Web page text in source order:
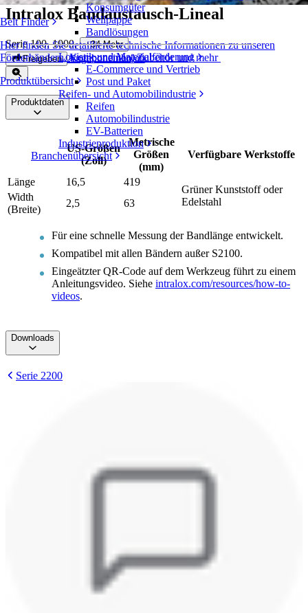
Belt Finder
Hier finden Sie detaillierte technische Informationen zu unseren
Förderbändern, Komponenten, Zubehör und mehr
Produktübersicht
Konsumgüter
Wellpappe
Bandlösungen
Logistik und Materialförderung
E-Commerce und Vertrieb
Post und Paket
Reifen- und Automobilindustrie
Reifen
Automobilindustrie
EV-Batterien
Industrieproduktion
Branchenübersicht
Intralox Bandaustausch-Lineal
Serie 100, 1000, +34 Mehr
Freigeben Angebot einholen
Produktdaten
US-Größen
(Zoll)
Metrische
Größen
(mm)
Verfügbare Werkstoffe
Länge 16,5 419
Grüner Kunststoff oder
Edelstahl
Width
(Breite)
2,5 63
Für eine schnelle Messung der Bandlänge entwickelt.
Kompatibel mit allen Bändern außer S2100.
Eingeätzter QR-Code auf dem Werkzeug führt zu einem
Anleitungsvideo. Siehe intralox.com/resources/how-to-
videos.
Downloads
Serie 2200